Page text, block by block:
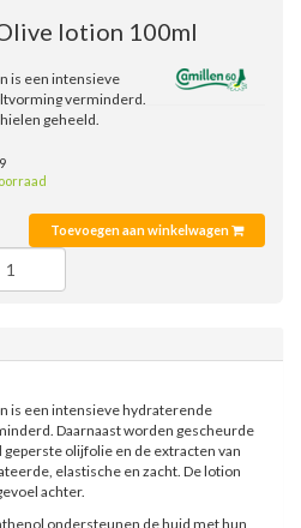
lotion 100ml
is een intensieve
verminderd.
geheeld.
Toevoegen aan winkelwagen
is een intensieve hydraterende
Daarnaast worden gescheurde
olijfolie en de extracten van
elastische en zacht. De lotion
achter.
ondersteunen de huid met hun